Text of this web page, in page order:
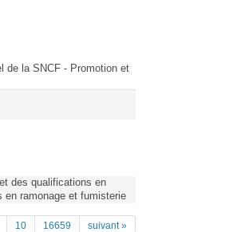
de la SNCF - Promotion et
des qualifications en
en ramonage et fumisterie
10 16659 suivant »